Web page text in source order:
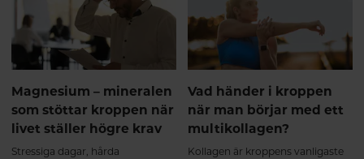
Magnesium – mineralen
som stöttar kroppen när
livet ställer högre krav
Stressiga dagar, hårda
Vad händer i kroppen
när man börjar med ett
multikollagen?
Kollagen är kroppens vanligaste